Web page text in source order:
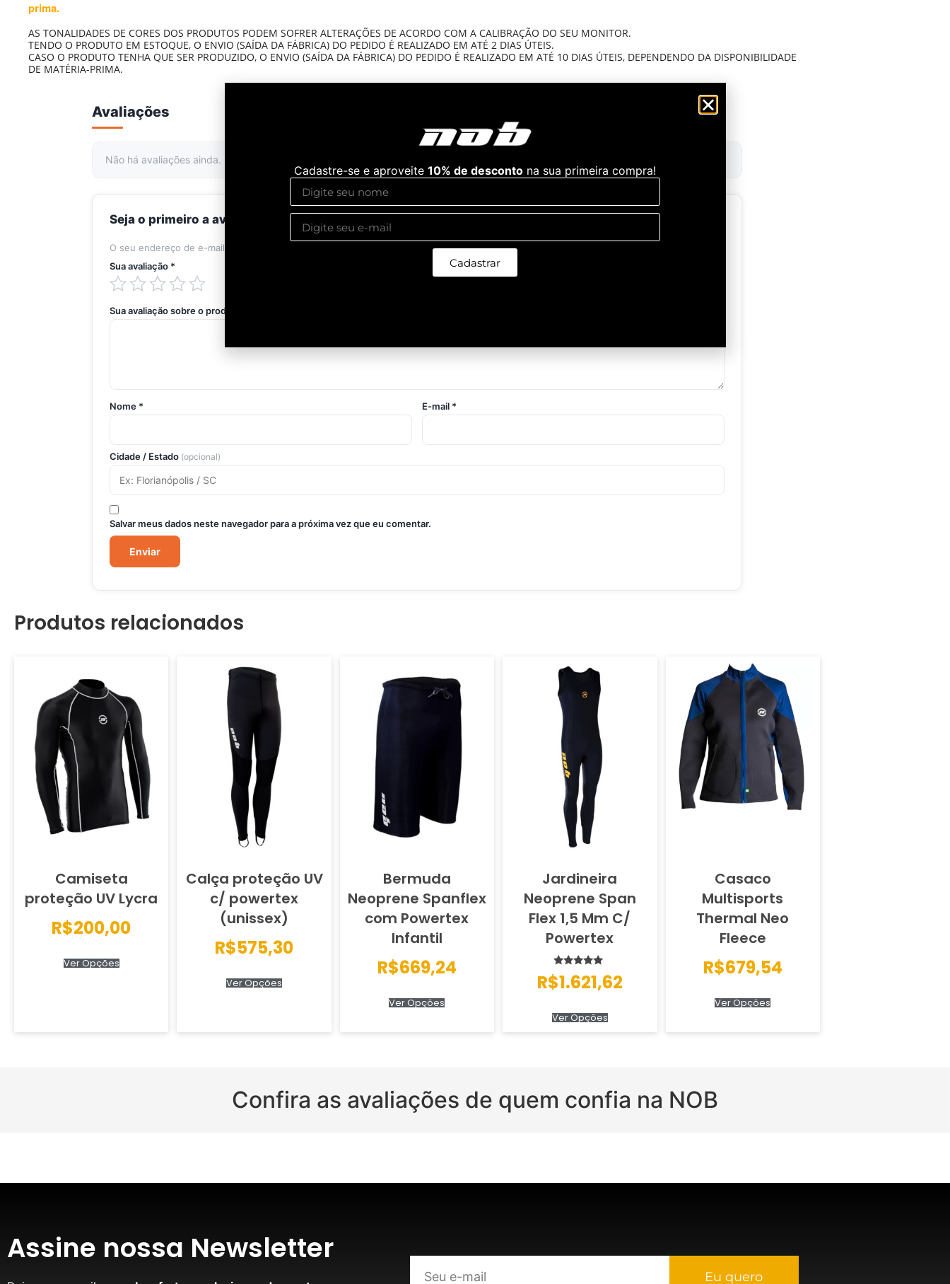
prima.
AS TONALIDADES DE CORES DOS PRODUTOS PODEM SOFRER ALTERAÇÕES DE ACORDO COM A CALIBRAÇÃO DO SEU MONITOR.
TENDO O PRODUTO EM ESTOQUE, O ENVIO (SAÍDA DA FÁBRICA) DO PEDIDO É REALIZADO EM ATÉ 2 DIAS ÚTEIS.
CASO O PRODUTO TENHA QUE SER PRODUZIDO, O ENVIO (SAÍDA DA FÁBRICA) DO PEDIDO É REALIZADO EM ATÉ 10 DIAS ÚTEIS, DEPENDENDO DA DISPONIBILIDADE
DE MATÉRIA-PRIMA.
Avaliações
Não há avaliações ainda.
Seja o primeiro a avaliar “Camiseta Proteção UV Light”
O seu endereço de e-mail não será publicado. Campos obrigatórios são marcados com*
Sua avaliação *
Sua avaliação sobre o produto
Nome * E-mail *
Cidade / Estado (opcional)
Salvar meus dados neste navegador para a próxima vez que eu comentar.
Produtos relacionados
Camiseta
proteção UV Lycra
R$200,00
Ver Opções
Calça proteção UV
c/ powertex
(unissex)
R$575,30
Ver Opções
Bermuda
Neoprene Spanflex
com Powertex
Infantil
R$669,24
Ver Opções
Jardineira
Neoprene Span
Flex 1,5 Mm C/
Powertex
Avaliação
5.00
R$1.621,62
Ver Opções
Casaco
Multisports
Thermal Neo
Fleece
R$679,54
Ver Opções
Confira as avaliações de quem confia na NOB
Assine nossa Newsletter
Eu quero
Cadastre-se e aproveite 10% de desconto na sua primeira compra!
Cadastrar